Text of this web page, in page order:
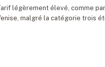
légèrement élevé, comme
malgré la catégorie trois